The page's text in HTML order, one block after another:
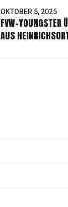
OKTOBER 5, 2025
FVW-YOUNGSTER
AUS